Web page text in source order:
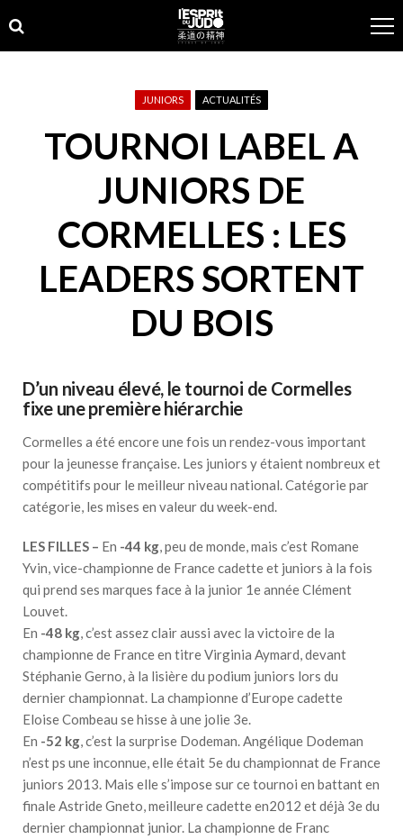
to
navigation
to
content
JUNIORS ACTUALITÉS
TOURNOI LABEL A
JUNIORS DE
CORMELLES : LES
LEADERS SORTENT
DU BOIS
D’un niveau élevé, le tournoi de Cormelles
fixe une première hiérarchie
Cormelles a été encore une fois un rendez-vous important
pour la jeunesse française. Les juniors y étaient nombreux et
compétitifs pour le meilleur niveau national. Catégorie par
catégorie, les mises en valeur du week-end.
LES FILLES – En -44 kg, peu de monde, mais c’est Romane
Yvin, vice-championne de France cadette et juniors à la fois
qui prend ses marques face à la junior 1e année Clément
Louvet.
En -48 kg, c’est assez clair aussi avec la victoire de la
championne de France en titre Virginia Aymard, devant
Stéphanie Gerno, à la lisière du podium juniors lors du
dernier championnat. La championne d’Europe cadette
Eloise Combeau se hisse à une jolie 3e.
En -52 kg, c’est la surprise Dodeman. Angélique Dodeman
n’est ps une inconnue, elle était 5e du championnat de France
juniors 2013. Mais elle s’impose sur ce tournoi en battant en
finale Astride Gneto, meilleure cadette en2012 et déjà 3e du
dernier championnat junior. La championne de Franc